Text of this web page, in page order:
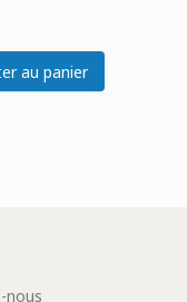
au panier
nous